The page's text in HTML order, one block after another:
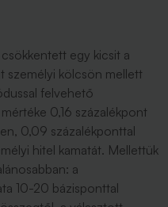
egy kicsit a
személyi kölcsön mellett
felvehető
0,16 százalékpont
0,09 százalékponttal
hitel kamatát. Mellettük
a
10-20 bázisponttal